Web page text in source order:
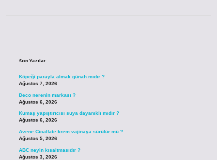
Son Yazılar
Köpeği parayla almak günah mıdır ?
Ağustos 7, 2026
Deco nerenin markası ?
Ağustos 6, 2026
Kumaş yapıştırıcısı suya dayanıklı mıdır ?
Ağustos 6, 2026
Avene Cicalfate krem vajinaya sürülür mü ?
Ağustos 5, 2026
ABC neyin kısaltmasıdır ?
Ağustos 3, 2026